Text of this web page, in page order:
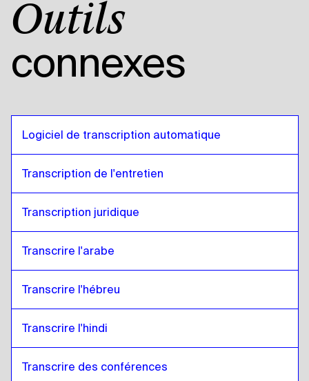
Outils
connexes
Logiciel de transcription automatique
Transcription de l'entretien
Transcription juridique
Transcrire l'arabe
Transcrire l'hébreu
Transcrire l'hindi
Transcrire des conférences